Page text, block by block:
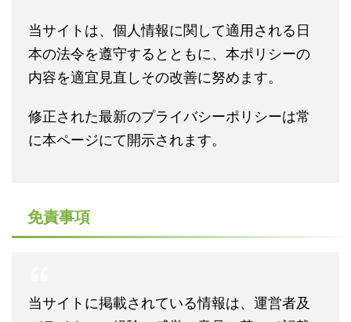
当サイトは、個人情報に関して適用される日
本の法令を遵守するとともに、本ポリシーの
内容を適宜見直しその改善に努めます。
修正された最新のプライバシーポリシーは常
に本ページにて開示されます。
免責事項
当サイトに掲載されている情報は、運営者及